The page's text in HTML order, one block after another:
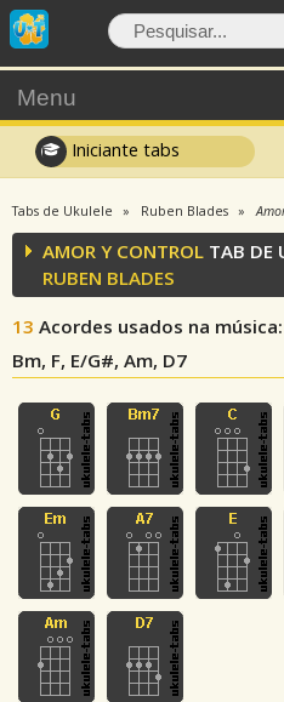
Menu
Iniciante tabs
Tabs de Ukulele Ruben Blades
AMOR Y CONTROL TAB DE
RUBEN BLADES
13 Acordes usados na música
Bm, F, E/G#, Am, D7